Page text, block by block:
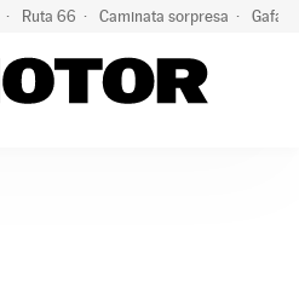
Ruta 66 Caminata sorpresa Gafas